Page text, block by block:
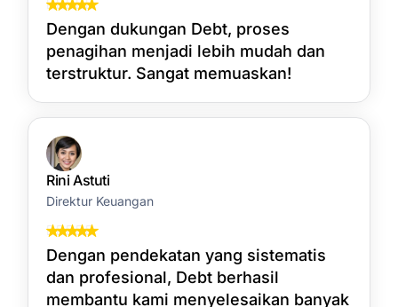
Dengan dukungan Debt, proses
penagihan menjadi lebih mudah dan
terstruktur. Sangat memuaskan!
Rini Astuti
Direktur Keuangan
Dengan pendekatan yang sistematis
dan profesional, Debt berhasil
membantu kami menyelesaikan banyak